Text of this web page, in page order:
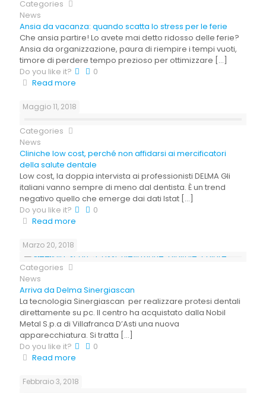
Categories
News
Ansia da vacanza: quando scatta lo stress per le ferie
Che ansia partire! Lo avete mai detto ridosso delle ferie?
Ansia da organizzazione, paura di riempire i tempi vuoti,
timore di perdere tempo prezioso per ottimizzare […]
Do you like it?
0
Read more
Maggio 11, 2018
Categories
News
Cliniche low cost, perché non affidarsi ai mercificatori
della salute dentale
Low cost, la doppia intervista ai professionisti DELMA Gli
italiani vanno sempre di meno dal dentista. È un trend
negativo quello che emerge dai dati Istat […]
Do you like it?
0
Read more
Marzo 20, 2018
Categories
News
Arriva da Delma Sinergiascan
La tecnologia Sinergiascan per realizzare protesi dentali
direttamente su pc. Il centro ha acquistato dalla Nobil
Metal S.p.a di Villafranca D’Asti una nuova
apparecchiatura. Si tratta […]
Do you like it?
0
Read more
Febbraio 3, 2018